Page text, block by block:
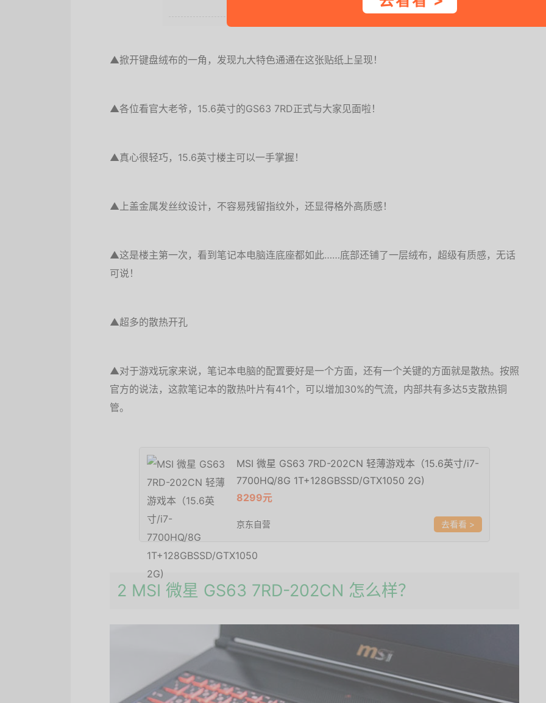
▲掀开键盘绒布的一角，发现九大特色通通在这张贴纸上呈现！
▲各位看官大老爷，15.6英寸的GS63 7RD正式与大家见面啦！
▲真心很轻巧，15.6英寸楼主可以一手掌握！
▲上盖金属发丝纹设计，不容易残留指纹外，还显得格外高质感！
▲这是楼主第一次，看到笔记本电脑连底座都如此……底部还铺了一层绒布，超级有质感，无话
可说！
▲超多的散热开孔
▲对于游戏玩家来说，笔记本电脑的配置要好是一个方面，还有一个关键的方面就是散热。按照
官方的说法，这款笔记本的散热叶片有41个，可以增加30%的气流，内部共有多达5支散热铜
管。
MSI 微星 GS63 7RD-202CN 轻薄游戏本（15.6英寸/i7-
7700HQ/8G 1T+128GBSSD/GTX1050 2G)
8299元
京东自营 >
2 MSI 微星 GS63 7RD-202CN 怎么样？